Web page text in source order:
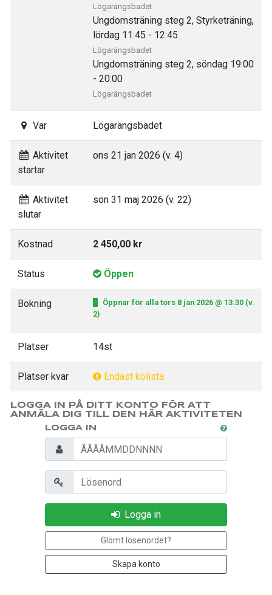
Lögarängsbadet
Ungdomsträning steg 2, Styrketräning,
lördag 11:45 - 12:45
Lögarängsbadet
Ungdomsträning steg 2, söndag 19:00
- 20:00
Lögarängsbadet
Var Lögarängsbadet
Aktivitet
startar
ons 21 jan 2026 (v. 4)
Aktivitet
slutar
sön 31 maj 2026 (v. 22)
Kostnad 2 450,00 kr
Status Öppen
Bokning
Öppnar för alla tors 8 jan 2026 @ 13:30 (v.
2)
Platser 14st
Platser kvar Endast kölista
LOGGA IN PÅ DITT KONTO FÖR ATT
ANMÄLA DIG TILL DEN HÄR AKTIVITETEN
LOGGA IN
Personnummer
Lösenord
Logga in
Glömt lösenordet?
Skapa konto